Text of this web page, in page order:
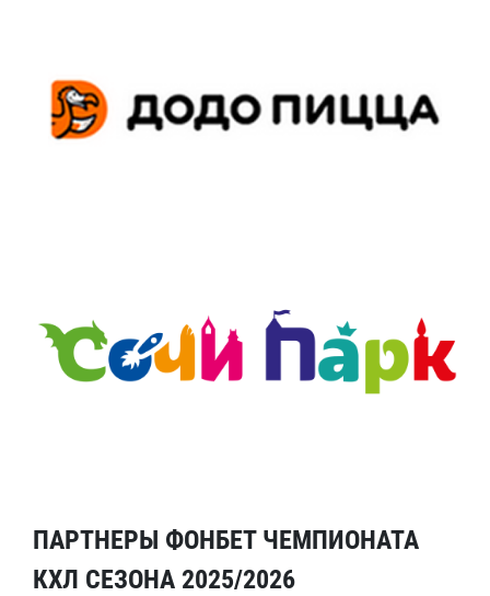
ПАРТНЕРЫ ФОНБЕТ ЧЕМПИОНАТА
КХЛ СЕЗОНА 2025/2026